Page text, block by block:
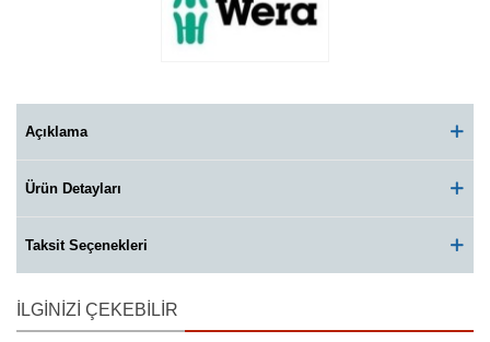
Açıklama
Ürün Detayları
Taksit Seçenekleri
İLGINIZI ÇEKEBILIR